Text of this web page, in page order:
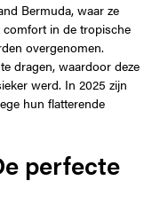
Bermuda, waar ze
in de tropische
overgenomen.
dragen, waardoor deze
werd. In 2025 zijn
hun flatterende
perfecte